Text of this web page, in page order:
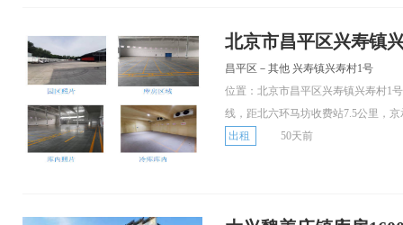
北京市昌平区兴寿镇
昌平区－其他 兴寿镇兴寿村1号
位置：北京市昌平区兴寿镇兴寿村1
线，距北六环马坊收费站7.5公里，京
出租
50天前